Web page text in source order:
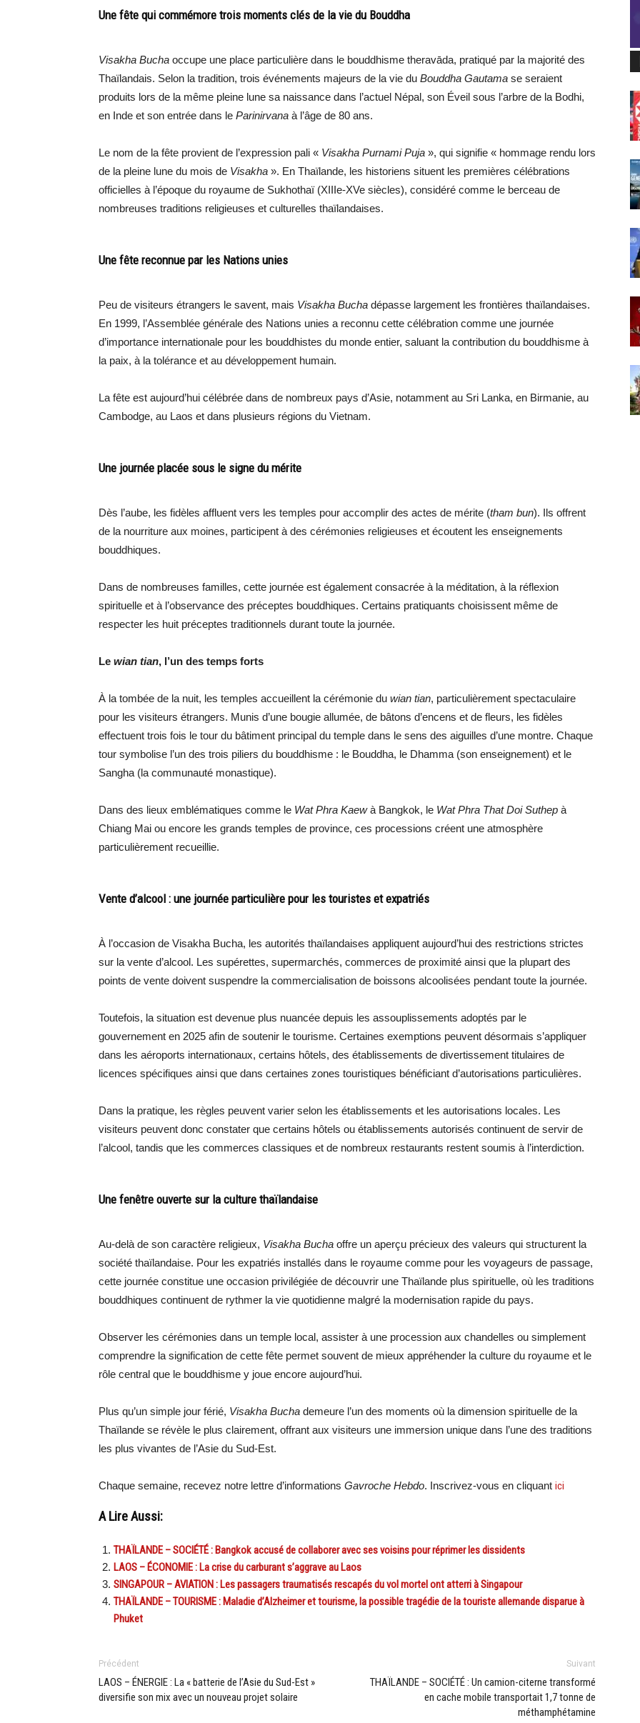
Une fête qui commémore trois moments clés de la vie du Bouddha
Visakha Bucha occupe une place particulière dans le bouddhisme theravāda, pratiqué par la majorité des
Thaïlandais. Selon la tradition, trois événements majeurs de la vie du Bouddha Gautama se seraient
produits lors de la même pleine lune sa naissance dans l’actuel Népal, son Éveil sous l’arbre de la Bodhi,
en Inde et son entrée dans le Parinirvana à l’âge de 80 ans.
Le nom de la fête provient de l’expression pali « Visakha Purnami Puja », qui signifie « hommage rendu lors
de la pleine lune du mois de Visakha ». En Thaïlande, les historiens situent les premières célébrations
officielles à l’époque du royaume de Sukhothaï (XIIIe-XVe siècles), considéré comme le berceau de
nombreuses traditions religieuses et culturelles thaïlandaises.
Une fête reconnue par les Nations unies
Peu de visiteurs étrangers le savent, mais Visakha Bucha dépasse largement les frontières thaïlandaises.
En 1999, l’Assemblée générale des Nations unies a reconnu cette célébration comme une journée
d’importance internationale pour les bouddhistes du monde entier, saluant la contribution du bouddhisme à
la paix, à la tolérance et au développement humain.
La fête est aujourd’hui célébrée dans de nombreux pays d’Asie, notamment au Sri Lanka, en Birmanie, au
Cambodge, au Laos et dans plusieurs régions du Vietnam.
Une journée placée sous le signe du mérite
Dès l’aube, les fidèles affluent vers les temples pour accomplir des actes de mérite (tham bun). Ils offrent
de la nourriture aux moines, participent à des cérémonies religieuses et écoutent les enseignements
bouddhiques.
Dans de nombreuses familles, cette journée est également consacrée à la méditation, à la réflexion
spirituelle et à l’observance des préceptes bouddhiques. Certains pratiquants choisissent même de
respecter les huit préceptes traditionnels durant toute la journée.
Le wian tian, l’un des temps forts
À la tombée de la nuit, les temples accueillent la cérémonie du wian tian, particulièrement spectaculaire
pour les visiteurs étrangers. Munis d’une bougie allumée, de bâtons d’encens et de fleurs, les fidèles
effectuent trois fois le tour du bâtiment principal du temple dans le sens des aiguilles d’une montre. Chaque
tour symbolise l’un des trois piliers du bouddhisme : le Bouddha, le Dhamma (son enseignement) et le
Sangha (la communauté monastique).
Dans des lieux emblématiques comme le Wat Phra Kaewà Bangkok, le Wat Phra That Doi Suthep à
Chiang Mai ou encore les grands temples de province, ces processions créent une atmosphère
particulièrement recueillie.
Vente d’alcool : une journée particulière pour les touristes et expatriés
À l’occasion de Visakha Bucha, les autorités thaïlandaises appliquent aujourd’hui des restrictions strictes
sur la vente d’alcool. Les supérettes, supermarchés, commerces de proximité ainsi que la plupart des
points de vente doivent suspendre la commercialisation de boissons alcoolisées pendant toute la journée.
Toutefois, la situation est devenue plus nuancée depuis les assouplissements adoptés par le
gouvernement en 2025 afin de soutenir le tourisme. Certaines exemptions peuvent désormais s’appliquer
dans les aéroports internationaux, certains hôtels, des établissements de divertissement titulaires de
licences spécifiques ainsi que dans certaines zones touristiques bénéficiant d’autorisations particulières.
Dans la pratique, les règles peuvent varier selon les établissements et les autorisations locales. Les
visiteurs peuvent donc constater que certains hôtels ou établissements autorisés continuent de servir de
l’alcool, tandis que les commerces classiques et de nombreux restaurants restent soumis à l’interdiction.
Une fenêtre ouverte sur la culture thaïlandaise
Au-delà de son caractère religieux, Visakha Bucha offre un aperçu précieux des valeurs qui structurent la
société thaïlandaise. Pour les expatriés installés dans le royaume comme pour les voyageurs de passage,
cette journée constitue une occasion privilégiée de découvrir une Thaïlande plus spirituelle, où les traditions
bouddhiques continuent de rythmer la vie quotidienne malgré la modernisation rapide du pays.
Observer les cérémonies dans un temple local, assister à une procession aux chandelles ou simplement
comprendre la signification de cette fête permet souvent de mieux appréhender la culture du royaume et le
rôle central que le bouddhisme y joue encore aujourd’hui.
Plus qu’un simple jour férié, Visakha Bucha demeure l’un des moments où la dimension spirituelle de la
Thaïlande se révèle le plus clairement, offrant aux visiteurs une immersion unique dans l’une des traditions
les plus vivantes de l’Asie du Sud-Est.
Chaque semaine, recevez notre lettre d’informations Gavroche Hebdo. Inscrivez-vous en cliquant ici
A Lire Aussi:
THAÏLANDE – SOCIÉTÉ : Bangkok accusé de collaborer avec ses voisins pour réprimer les dissidents
LAOS – ÉCONOMIE : La crise du carburant s’aggrave au Laos
SINGAPOUR – AVIATION : Les passagers traumatisés rescapés du vol mortel ont atterri à Singapour
THAÏLANDE – TOURISME : Maladie d’Alzheimer et tourisme, la possible tragédie de la touriste allemande disparue à
Phuket
Précédent
LAOS – ÉNERGIE : La « batterie de l’Asie du Sud-Est »
diversifie son mix avec un nouveau projet solaire
Suivant
THAÏLANDE – SOCIÉTÉ : Un camion-citerne transformé
en cache mobile transportait 1,7 tonne de
méthamphétamine